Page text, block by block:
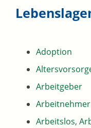
Adoption
Arbeitgeber
Arbeitnehmer
Arbeitslos,